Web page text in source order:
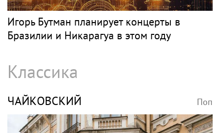
Игорь Бутман планирует концерты в
Бразилии и Никарагуа в этом году
Классика
ЧАЙКОВСКИЙ Поп